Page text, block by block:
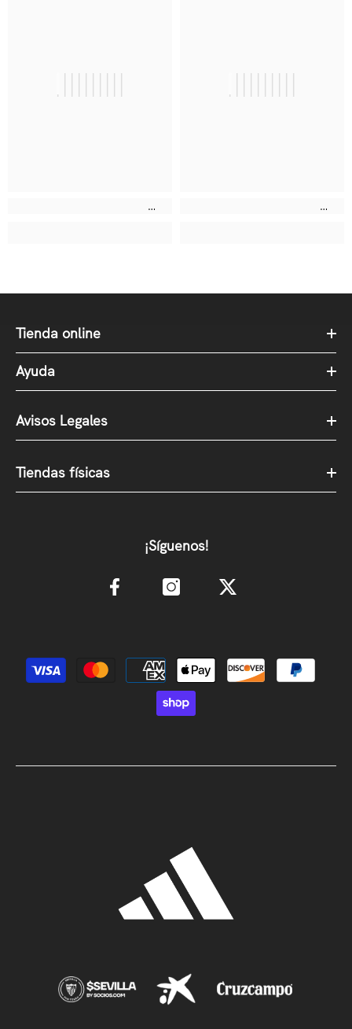
|||||||||| ||||||||||
Tienda online
Ayuda
Avisos Legales
Tiendas físicas
¡Síguenos!